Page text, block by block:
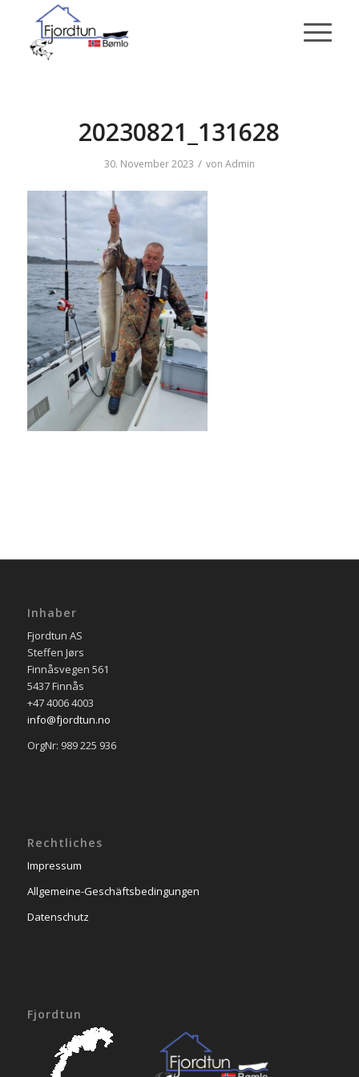
20230821_131628
30. November 2023 / von Admin
Inhaber
Fjordtun AS
Steffen Jørs
Finnåsvegen 561
5437 Finnås
+47 4006 4003
info@fjordtun.no
OrgNr: 989 225 936
Rechtliches
Impressum
Allgemeine-Geschäftsbedingungen
Datenschutz
Fjordtun